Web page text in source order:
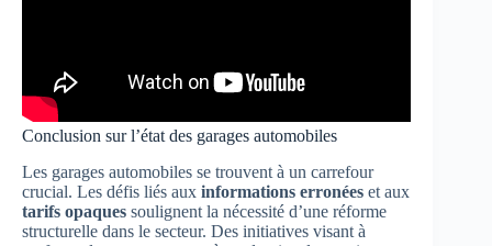
Conclusion sur l’état des garages automobiles
Les garages automobiles se trouvent à un carrefour
crucial. Les défis liés aux informations erronées et aux
tarifs opaques soulignent la nécessité d’une réforme
structurelle dans le secteur. Des initiatives visant à